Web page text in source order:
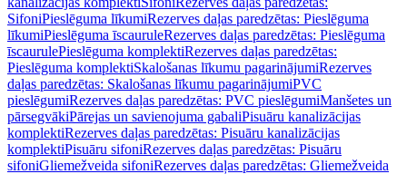
SifoniPieslēguma līkumiRezerves daļas paredzētas: Pieslēguma
līkumiPieslēguma īscauruleRezerves daļas paredzētas: Pieslēguma
īscaurulePieslēguma komplektiRezerves daļas paredzētas:
Pieslēguma komplektiSkalošanas līkumu pagarinājumiRezerves
daļas paredzētas: Skalošanas līkumu pagarinājumiPVC
pieslēgumiRezerves daļas paredzētas: PVC pieslēgumiManšetes un
pārsegvākiPārejas un savienojuma gabaliPisuāru kanalizācijas
komplektiRezerves daļas paredzētas: Pisuāru kanalizācijas
komplektiPisuāru sifoniRezerves daļas paredzētas: Pisuāru
sifoniGliemežveida sifoniRezerves daļas paredzētas: Gliemežveida